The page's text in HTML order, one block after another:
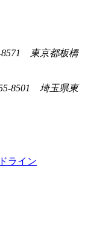
8571 東京都板橋
8501 埼玉県東
ライン